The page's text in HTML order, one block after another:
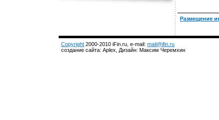
Размещение
Copyright 2000-2010 iFin.ru, e-mail: mail@ifin.ru
создание сайта: Aplex, Дизайн: Максим Черемхин